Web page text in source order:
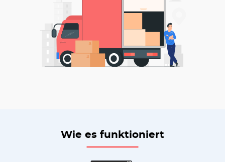
Wie es funktioniert